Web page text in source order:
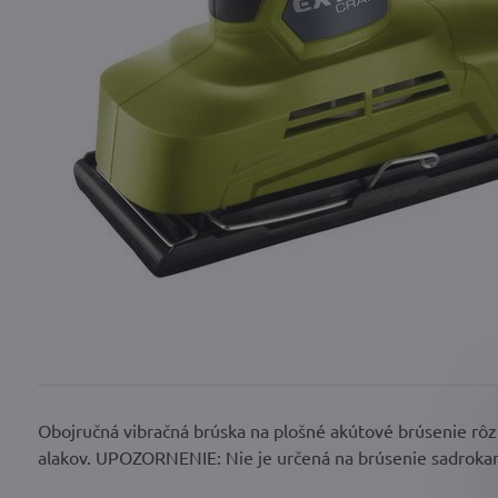
Obojručná vibračná brúska na plošné akútové brúsenie
alakov. UPOZORNENIE: Nie je určená na brúsenie